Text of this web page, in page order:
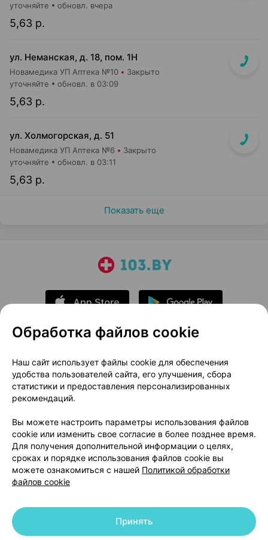
5,63 р.
уточняйте обновл. вчера
ул. Неманская, д. 18, пом. 1Н
Новамедика УП Аптека №10 Закрыто
5,63 р.
уточняйте обновл. в 03:09
ул. Холмогорская, д. 51
Новамедика УП Аптека №6 Закрыто
5,63 р.
уточняйте обновл. в 03:11
Показать еще
О проекте
Новости проекта
Размещение рекламы
Медицинский маркетинг
Публичный договор
Доставка
Способы оплаты
Вакансии
Партнеры
Написать руководителю 103.by
Написать в поддержку
Персональные настройки Cookie
© 2026 ООО «Артокс Лаб», УНП 191700409 | 220012, Республика Беларусь,
Обработка файлов cookie
Наш сайт использует файлы cookie для обеспечения
удобства пользователей сайта, его улучшения, сбора
статистики и предоставления персонализированных
рекомендаций.
Вы можете настроить параметры использования файлов
cookie или изменить свое согласие в более позднее время.
Для получения дополнительной информации о целях,
сроках и порядке использования файлов cookie вы
можете ознакомиться с нашей Политикой обработки
файлов cookie
Принять